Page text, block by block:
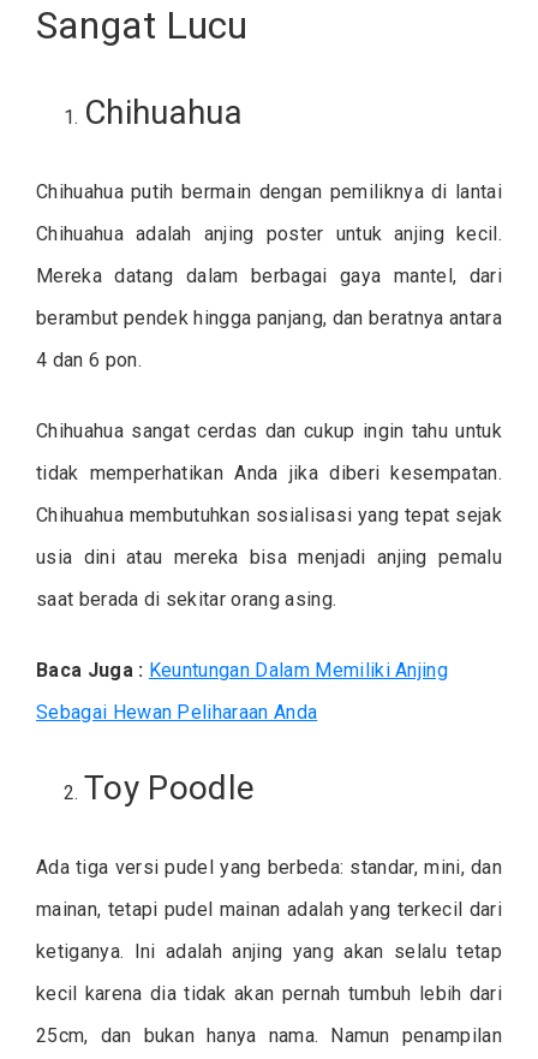
Sangat Lucu
Chihuahua
Chihuahua putih bermain dengan pemiliknya di lantai
Chihuahua adalah anjing poster untuk anjing kecil.
Mereka datang dalam berbagai gaya mantel, dari
berambut pendek hingga panjang, dan beratnya antara
4 dan 6 pon.
Chihuahua sangat cerdas dan cukup ingin tahu untuk
tidak memperhatikan Anda jika diberi kesempatan.
Chihuahua membutuhkan sosialisasi yang tepat sejak
usia dini atau mereka bisa menjadi anjing pemalu
saat berada di sekitar orang asing.
Baca Juga : Keuntungan Dalam Memiliki Anjing
Sebagai Hewan Peliharaan Anda
Toy Poodle
Ada tiga versi pudel yang berbeda: standar, mini, dan
mainan, tetapi pudel mainan adalah yang terkecil dari
ketiganya. Ini adalah anjing yang akan selalu tetap
kecil karena dia tidak akan pernah tumbuh lebih dari
25cm, dan bukan hanya nama. Namun penampilan